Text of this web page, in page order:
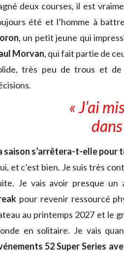
deux courses, il est
été et l’homme à
, un petit jeune qui
Morvan, qui fait partie de
très peu de trous et de
« J’ai
saison s’arrêtera-t-elle pour
et c’est bien. Je suis très
Je vais avoir presque
pour revenir ressourcé
au printemps 2027 et le
en solitaire. Je vais
52 Super Series